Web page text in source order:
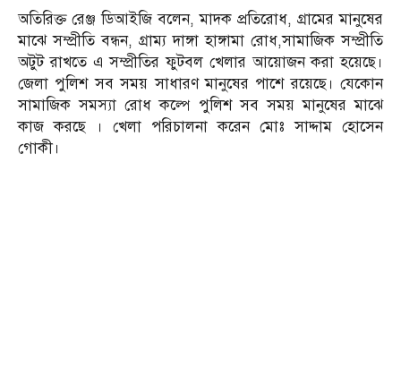
অতিরিক্ত রেঞ্জ ডিআইজি বলেন, মাদক প্রতিরোধ, গ্রামের মানুষের
মাঝে সম্প্রীতি বন্ধন, গ্রাম্য দাঙ্গা হাঙ্গামা রোধ,সামাজিক সম্প্রীতি
অটুট রাখতে এ সম্প্রীতির ফুটবল খেলার আয়োজন করা হয়েছে।
জেলা পুলিশ সব সময় সাধারণ মানুষের পাশে রয়েছে। যেকোন
সামাজিক সমস্যা রোধ কল্পে পুলিশ সব সময় মানুষের মাঝে
কাজ করছে । খেলা পরিচালনা করেন মোঃ সাদ্দাম হোসেন
গোকী।